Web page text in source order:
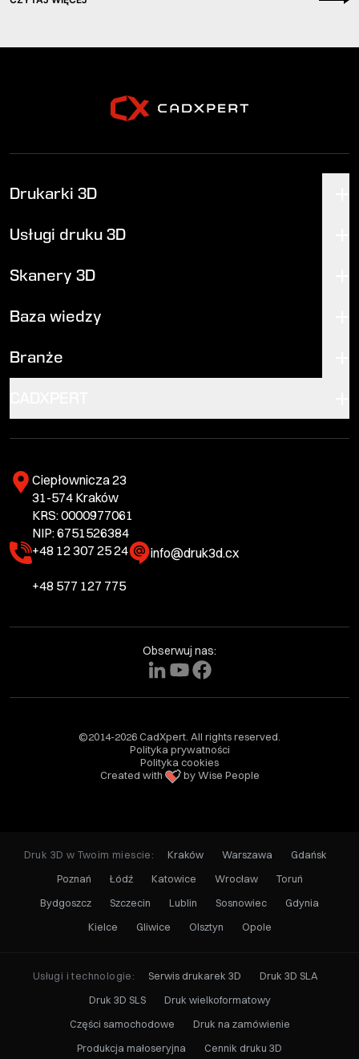
Drukarki 3D
Usługi druku 3D
Skanery 3D
Baza wiedzy
Branże
Ciepłownicza 23
31-574 Kraków
KRS: 0000977061
NIP: 6751526384
+48 12 307 25 24
+48 577 127 775
info@druk3d.cx
Obserwuj nas:
©2014-2026 CadXpert. All rights reserved.
Polityka prywatności
Polityka cookies
Created with
by Wise People
Druk 3D w Twoim miescie: Kraków Warszawa
Gdańsk
Poznań
Łódź Katowice Wrocław
Toruń
Bydgoszcz
Szczecin Lublin Sosnowiec
Gdynia
Kielce
Gliwice Olsztyn Opole
Usługi i technologie: Serwis drukarek 3D
Druk 3D SLA
Druk 3D SLS
Druk wielkoformatowy
Części samochodowe
Druk na zamówienie
Produkcja małoseryjna
Cennik druku 3D